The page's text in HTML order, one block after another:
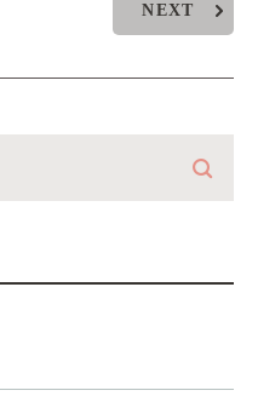
NEXT